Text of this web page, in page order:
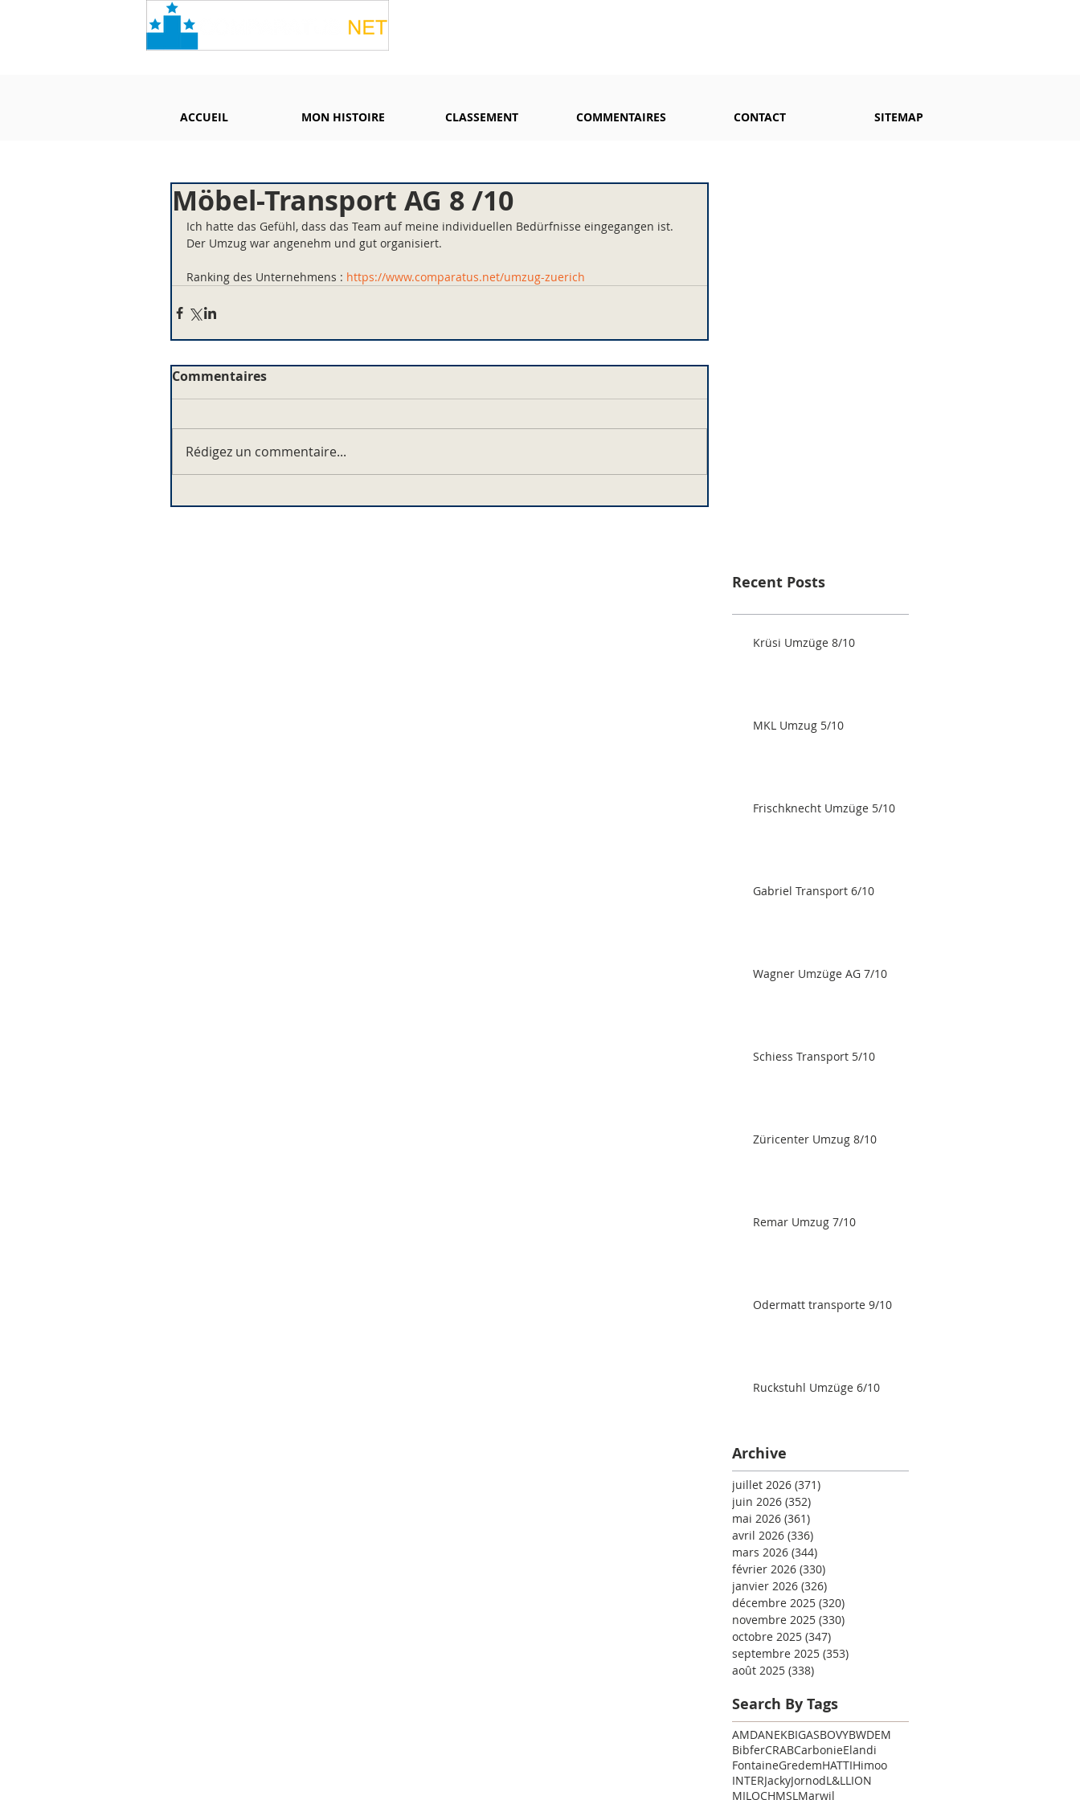
ACCUEIL MON HISTOIRE CLASSEMENT COMMENTAIRES CONTACT SITEMAP
Möbel-Transport AG 8 /10
Ich hatte das Gefühl, dass das Team auf meine individuellen Bedürfnisse eingegangen ist.
Der Umzug war angenehm und gut organisiert.
Ranking des Unternehmens : https://www.comparatus.net/umzug-zuerich
Commentaires
Rédigez un commentaire...
Recent Posts
Krüsi Umzüge 8/10
MKL Umzug 5/10
Frischknecht Umzüge 5/10
Gabriel Transport 6/10
Wagner Umzüge AG 7/10
Schiess Transport 5/10
Züricenter Umzug 8/10
Remar Umzug 7/10
Odermatt transporte 9/10
Ruckstuhl Umzüge 6/10
Archive
juillet 2026 (371)
juin 2026 (352)
mai 2026 (361)
avril 2026 (336)
mars 2026 (344)
février 2026 (330)
janvier 2026 (326)
décembre 2025 (320)
novembre 2025 (330)
octobre 2025 (347)
septembre 2025 (353)
août 2025 (338)
Search By Tags
AMDANEKBIGASBOVYBWDEM
BibferCRABCarbonieElandi
FontaineGredemHATTIHimoo
INTERJackyJornodL&LLION
MILOCHMSLMarwil